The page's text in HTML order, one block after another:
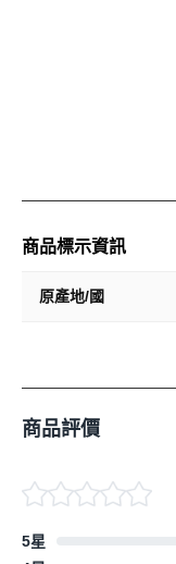
商品標示資訊
原產地/國
商品評價
5星